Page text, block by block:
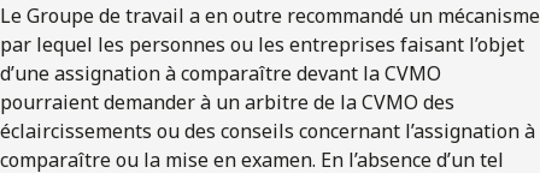
Le Groupe de travail a en outre recommandé un mécanisme
par lequel les personnes ou les entreprises faisant l’objet
d’une assignation à comparaître devant la CVMO
pourraient demander à un arbitre de la CVMO des
éclaircissements ou des conseils concernant l’assignation à
comparaître ou la mise en examen. En l’absence d’un tel